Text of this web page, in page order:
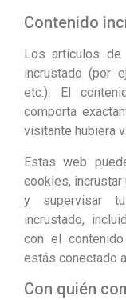
Contenido
Los artículos
incrustado (por
etc.). El
comporta
visitante hubiera
Estas web
cookies,
y supervisar
incrustado,
con el
estás conectado
Con quién